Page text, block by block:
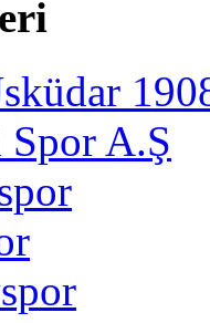
A.Ş